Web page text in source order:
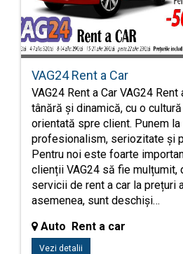
VAG24 Rent a Car
VAG24 Rent a Car VAG24
tânără și dinamică, cu o
orientată spre client. Punem
profesionalism, seriozitate și
Pentru noi este foarte
clienții VAG24 să fie mulțumit,
servicii de rent a car la prețuri
asemenea, sunt deschiși…
Auto Rent a car
Vezi detalii